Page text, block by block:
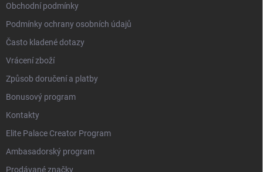
Obchodní podmínky
Podmínky ochrany osobních údajů
Často kladené dotazy
Vrácení zboží
Způsob doručení a platby
Bonusový program
Kontakty
Elite Palace Creator Program
Ambasadorský program
Prodávané značky